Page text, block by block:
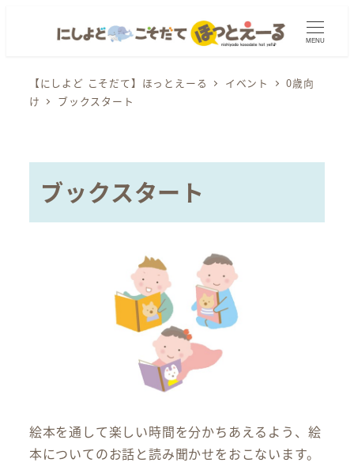
MENU
【にしよど こそだて】ほっとえーる イベント
0歳向
け
ブックスタート
ブックスタート
絵本を通して楽しい時間を分かちあえるよう、絵
本についてのお話と読み聞かせをおこないます。